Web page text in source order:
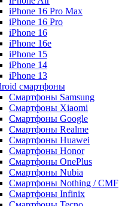
iPhone 16 Pro Max
iPhone 16 Pro
iPhone 16
iPhone 16e
iPhone 15
iPhone 14
iPhone 13
cмартфоны
Смартфоны Samsung
Смартфоны Xiaomi
Смартфоны Google
Смартфоны Realme
Смартфоны Huawei
Смартфоны Honor
Смартфоны OnePlus
Смартфоны Nubia
Смартфоны Nothing / CMF
Смартфоны Infinix